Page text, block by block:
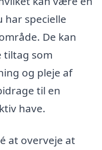
specielle
De kan
tiltag som
og pleje af
til en
have.
at overveje at